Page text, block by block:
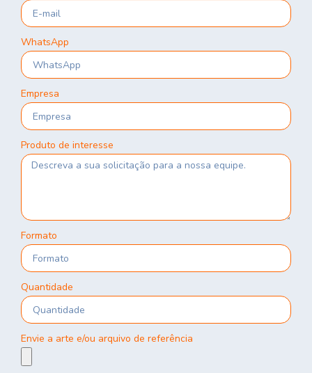
WhatsApp
Empresa
Produto de interesse
Formato
Quantidade
Envie a arte e/ou arquivo de referência